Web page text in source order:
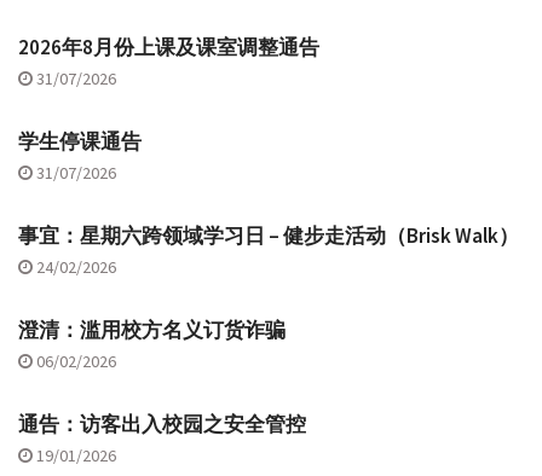
2026年8月份上课及课室调整通告
31/07/2026
学生停课通告
31/07/2026
事宜：星期六跨领域学习日 – 健步走活动（Brisk Walk）
24/02/2026
澄清：滥用校方名义订货诈骗
06/02/2026
通告：访客出入校园之安全管控
19/01/2026